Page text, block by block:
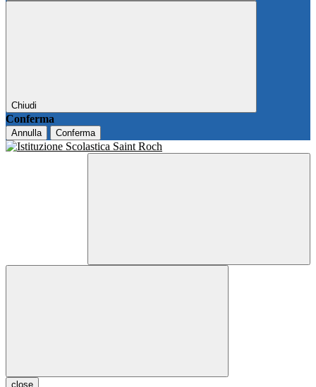
Chiudi
Conferma
Annulla Conferma
close